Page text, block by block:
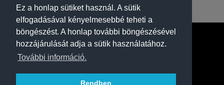
Ez a honlap sütiket használ. A sütik
elfogadásával kényelmesebbé teheti a
böngészést. A honlap további böngészésével
hozzájárulását adja a sütik használatához.
További információ.
Rendben